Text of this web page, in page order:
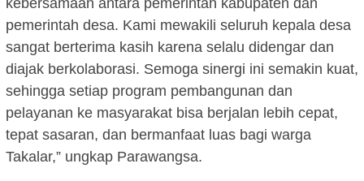
pemerintah desa. Kami mewakili seluruh kepala desa
sangat berterima kasih karena selalu didengar dan
diajak berkolaborasi. Semoga sinergi ini semakin kuat,
sehingga setiap program pembangunan dan
pelayanan ke masyarakat bisa berjalan lebih cepat,
tepat sasaran, dan bermanfaat luas bagi warga
Takalar,” ungkap Parawangsa.